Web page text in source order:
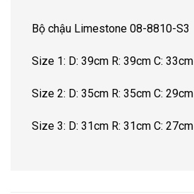
Bộ chậu Limestone 08-8810-S3
Size 1: D: 39cm R: 39cm C: 33cm
Size 2: D: 35cm R: 35cm C: 29cm
Size 3: D: 31cm R: 31cm C: 27cm